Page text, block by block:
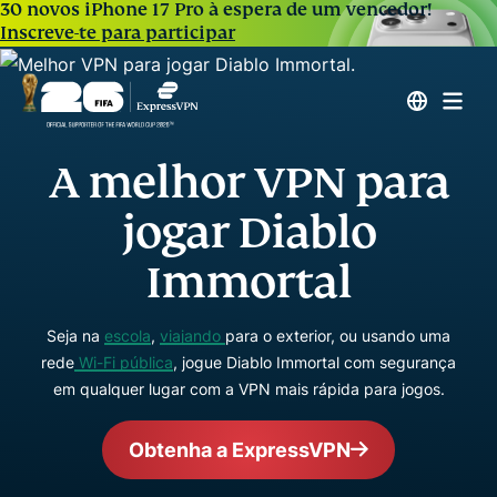
30 novos iPhone 17 Pro à espera de um vencedor!
Inscreve-te para participar
A melhor VPN para
jogar Diablo
Immortal
Seja na escola, viajando para o exterior, ou usando uma
rede Wi-Fi pública, jogue Diablo Immortal com segurança
em qualquer lugar com a VPN mais rápida para jogos.
Obtenha a ExpressVPN